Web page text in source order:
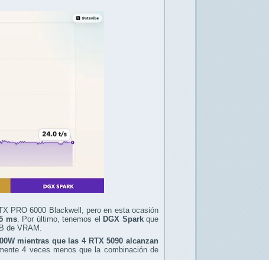
PRO 6000 Blackwell, pero en esta ocasión
ms. Por último, tenemos el DGX Sparkque
de VRAM.
mientras que las 4 RTX 5090 alcanzan
4 veces menos que la combinación de